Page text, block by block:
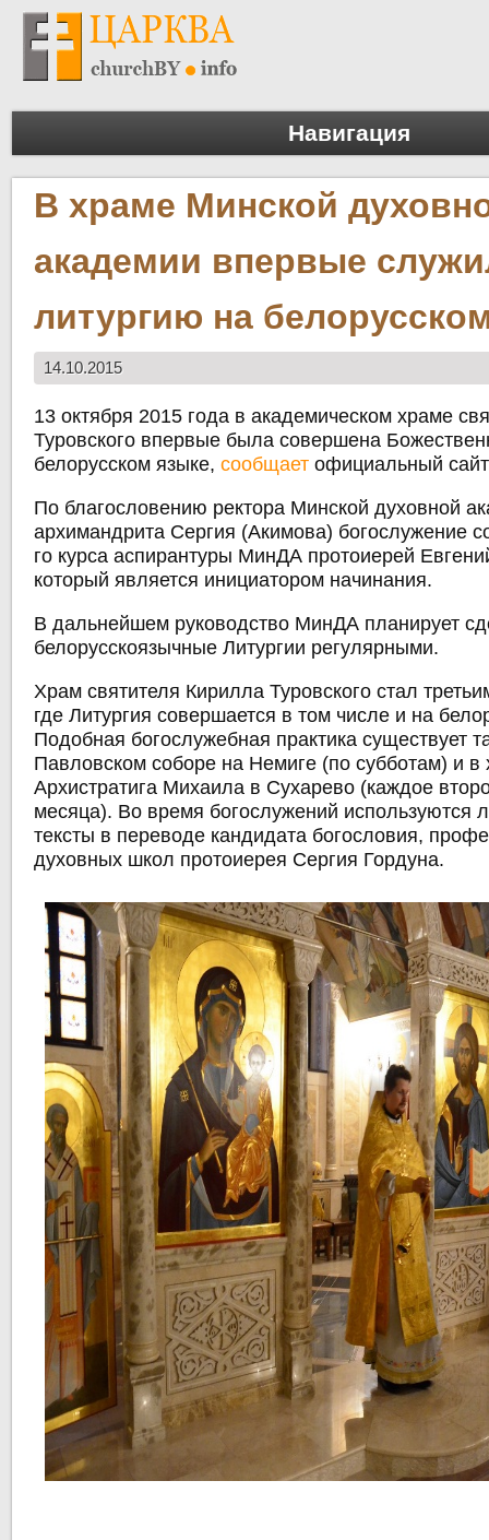
Навигация
В храме Минской
академии впервые
литургию на
14.10.2015
13 октября 2015 года в академическом храме
Туровского впервые была совершена
белорусском языке,сообщает официальный
По благословению ректора Минской духовной
архимандрита Сергия (Акимова) богослужение
го курса аспирантуры МинДА протоиерей
который является инициатором начинания.
В дальнейшем руководство МинДА планирует
белорусскоязычные Литургии регулярными.
Храм святителя Кирилла Туровского стал
где Литургия совершается в том числе и на
Подобная богослужебная практика существует
Павловском соборе на Немиге (по субботам) и в
Архистратига Михаила в Сухарево (каждое
месяца). Во время богослужений используются
тексты в переводе кандидата богословия,
духовных школ протоиерея Сергия Гордуна.